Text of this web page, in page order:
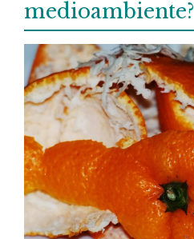
medioambiente?